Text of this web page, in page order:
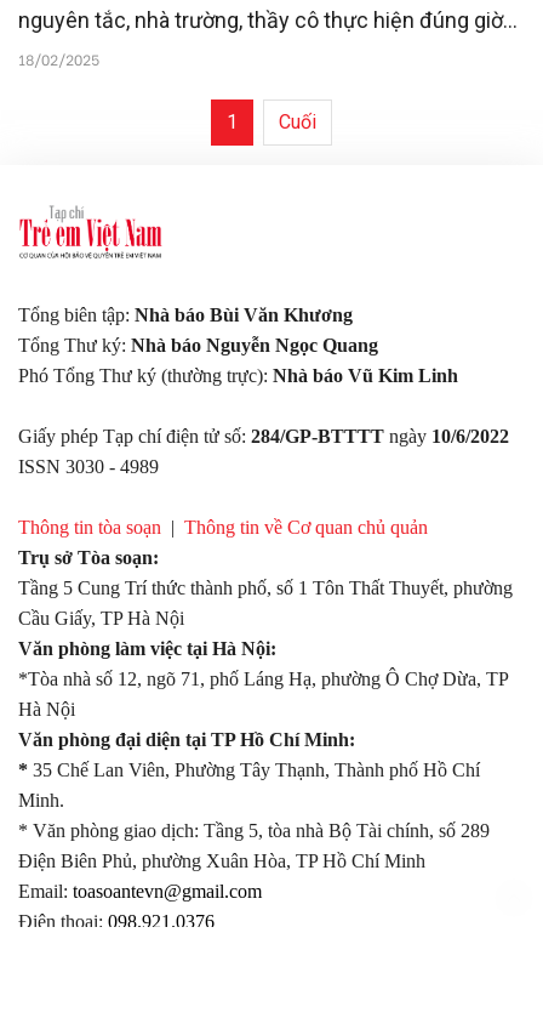
nguyên tắc, nhà trường, thầy cô thực hiện đúng giờ
học theo quy định đã đảm bảo cho học sinh lượng
trình giáo dục phổ thông 2018.
18/02/2025
1 Cuối
Tổng biên tập: Nhà báo Bùi Văn Khương
Tổng Thư ký: Nhà báo Nguyễn Ngọc Quang
Phó Tổng Thư ký (thường trực): Nhà báo Vũ Kim Linh
Giấy phép Tạp chí điện tử số: 284/GP-BTTTT ngày 10/6/2022
ISSN 3030 - 4989
Thông tin tòa soạn | Thông tin về Cơ quan chủ quản
Trụ sở Tòa soạn:
Tầng 5 Cung Trí thức thành phố, số 1 Tôn Thất Thuyết, phường
Cầu Giấy, TP Hà Nội
Văn phòng làm việc tại Hà Nội:
*Tòa nhà số 12, ngõ 71, phố Láng Hạ, phường Ô Chợ Dừa, TP
Hà Nội
Văn phòng đại diện tại TP Hồ Chí Minh:
* 35 Chế Lan Viên, Phường Tây Thạnh, Thành phố Hồ Chí
Minh.
* Văn phòng giao dịch: Tầng 5, tòa nhà Bộ Tài chính, số 289
Điện Biên Phủ, phường Xuân Hòa, TP Hồ Chí Minh
Email: toasoantevn@gmail.com
Điện thoại: 098.921.0376